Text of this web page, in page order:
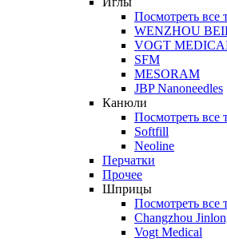
Посмотреть все
WENZHOU
VOGT
SFM
MESORAM
JBP Nanoneedles
Канюли
Посмотреть все
Softfill
Neoline
Перчатки
Прочее
Шприцы
Посмотреть все
Changzhou
Vogt Medical